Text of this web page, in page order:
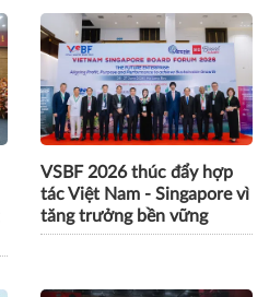
VSBF 2026 thúc đẩy hợp
tác Việt Nam - Singapore vì
tăng trưởng bền vững